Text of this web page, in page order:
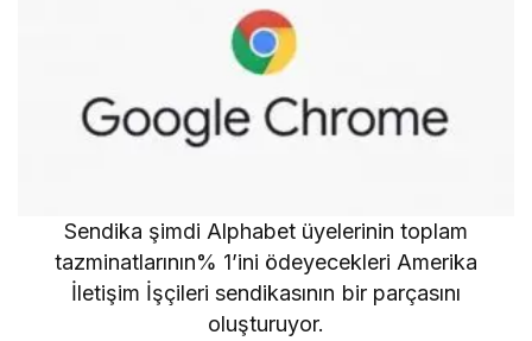
Sendika şimdi Alphabet üyelerinin toplam
tazminatlarının% 1’ini ödeyecekleri Amerika
İletişim İşçileri sendikasının bir parçasını
oluşturuyor.